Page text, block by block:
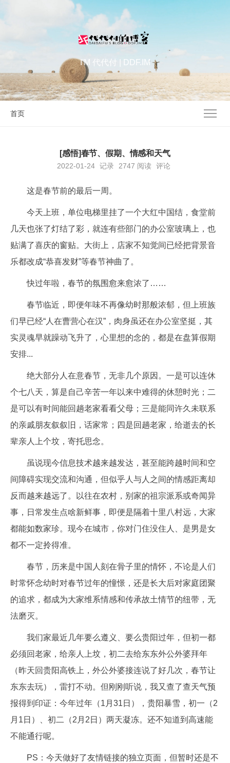
I'M 代代付 | DDF.IM
首页
[感悟]春节、假期、情感和天气
2022-01-24 记录 2747 阅读 评论
这是春节前的最后一周。
今天上班，单位电梯里挂了一个大红中国结，食堂前
几天也张了灯结了彩，就连有些部门的办公室玻璃上，也
贴满了喜庆的窗贴。大街上，店家不知觉间已经把背景音
乐都改成“恭喜发财”等春节神曲了。
快过年啦，春节的氛围愈来愈浓了……
春节临近，即便年味不再像幼时那般浓郁，但上班族
们早已经“人在曹营心在汉”，肉身虽还在办公室坚挺，其
实灵魂早就躁动飞升了，心里想的念的，都是在盘算假期
安排...
绝大部分人在意春节，无非几个原因。一是可以连休
个七八天，算是自己辛苦一年以来中难得的休憩时光；二
是可以有时间能回趟老家看看父母；三是能同许久未联系
的亲戚朋友叙叙旧，话家常；四是回趟老家，给逝去的长
辈亲人上个坟，寄托思念。
虽说现今信息技术越来越发达，甚至能跨越时间和空
间障碍实现交流和沟通，但似乎人与人之间的情感距离却
反而越来越远了。以往在农村，别家的祖宗派系或奇闻异
事，日常发生点啥新鲜事，即便是隔着十里八村远，大家
都能如数家珍。现今在城市，你对门住没住人、是男是女
都不一定拎得准。
春节，历来是中国人刻在骨子里的情怀，不论是人们
时常怀念幼时对春节过年的憧憬，还是长大后对家庭团聚
的追求，都成为大家维系情感和传承故土情节的纽带，无
法磨灭。
我们家最近几年要么遵义、要么贵阳过年，但初一都
必须回老家，给亲人上坟，初二去给东东外公外婆拜年
（昨天回贵阳高铁上，外公外婆接连说了好几次，春节让
东东去玩），雷打不动。但刚刚听说，我又查了查天气预
报得到印证：今年过年（1月31日），贵阳暴雪，初一（2
月1日）、初二（2月2日）两天凝冻。还不知道到高速能
不能通行呢。
PS：今天做好了友情链接的独立页面，但暂时还是不